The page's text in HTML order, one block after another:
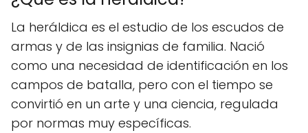
La heráldica es el estudio de los escudos de
armas y de las insignias de familia. Nació
como una necesidad de identificación en los
campos de batalla, pero con el tiempo se
convirtió en un arte y una ciencia, regulada
por normas muy específicas.